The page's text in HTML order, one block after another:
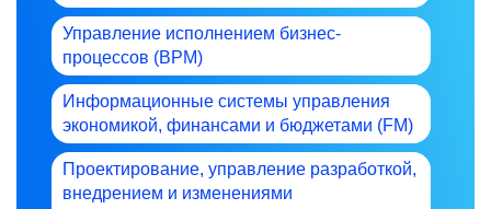
Управление исполнением бизнес-
процессов (BPM)
Информационные системы управления
экономикой, финансами и бюджетами (FM)
Проектирование, управление разработкой,
внедрением и изменениями